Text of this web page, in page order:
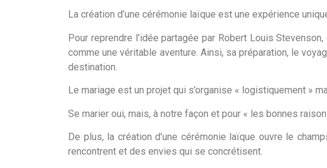
La création d’une cérémonie laïque est une expérience
Pour reprendre l’idée partagée par Robert Louis
comme une véritable aventure. Ainsi, sa préparation, le
destination.
Le mariage est un projet qui s’organise « logistiquement »
Se marier oui, mais, à notre façon et pour « les bonnes
De plus, la création d’une cérémonie laïque ouvre le
rencontrent et des envies qui se concrétisent.